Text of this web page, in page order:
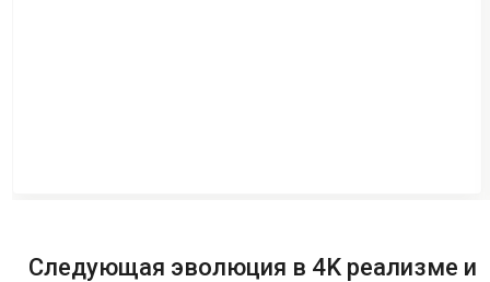
Следующая эволюция в 4K реализме и